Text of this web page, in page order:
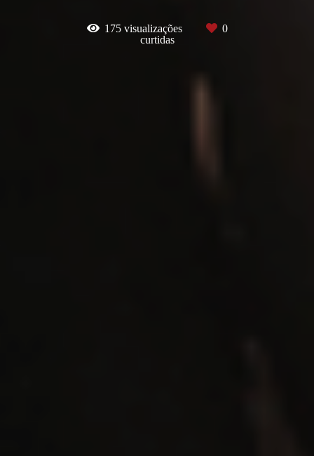
175visualizações
0
curtidas